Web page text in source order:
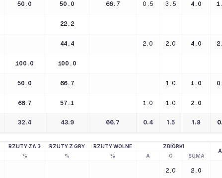
50.0 50.0 66.7 0.5 3.5 4.0
22.2
44.4 2.0 2.0 4.0
100.0 100.0
50.0 66.7 1.0 1.0
66.7 57.1 1.0 1.0 2.0
32.4 43.9 66.7 0.4 1.5 1.8
RZUTY ZA 3 RZUTY Z GRY RZUTY WOLNE ZBIÓRKI
% % % A O SUMA
2.0 2.0